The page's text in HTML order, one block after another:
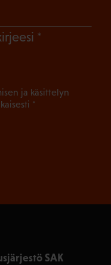
SAK
(Pakollinen)
ja käsittelyn
*